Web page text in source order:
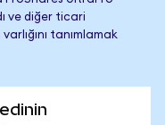
ve diğer ticari
tanımlamak